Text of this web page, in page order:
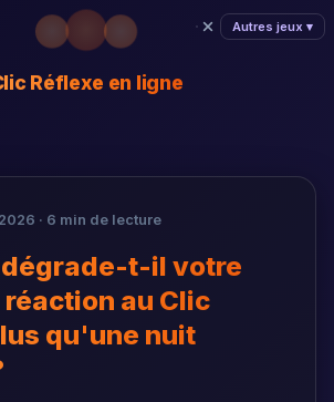
Réflexe en ligne
· 6 min de lecture
dégrade-t-il votre
au Clic
qu'une nuit
Autres jeux ▾